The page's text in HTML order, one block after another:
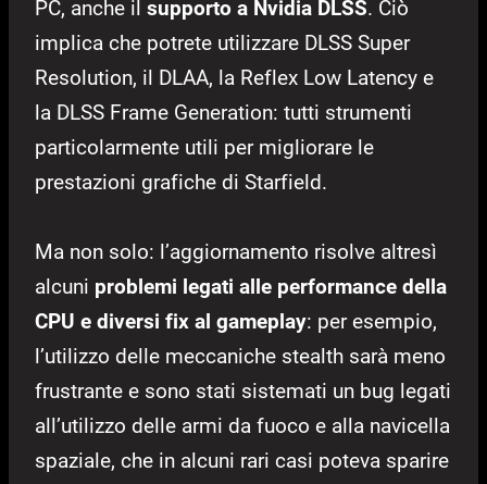
PC, anche il supporto a Nvidia DLSS. Ciò
implica che potrete utilizzare DLSS Super
Resolution, il DLAA, la Reflex Low Latency e
la DLSS Frame Generation: tutti strumenti
particolarmente utili per migliorare le
prestazioni grafiche di Starfield.
Ma non solo: l’aggiornamento risolve altresì
alcuni problemi legati alle performance della
CPU e diversi fix al gameplay: per esempio,
l’utilizzo delle meccaniche stealth sarà meno
frustrante e sono stati sistemati un bug legati
all’utilizzo delle armi da fuoco e alla navicella
spaziale, che in alcuni rari casi poteva sparire